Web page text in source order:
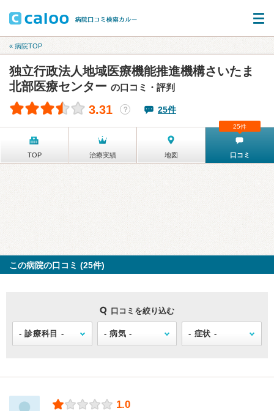
« 病院TOP
独立行政法人地域医療機能推進機構さいたま
北部医療センター の口コミ・評判
3.31 ？ 25件
TOP 治療実績 地図 口コミ
25件
この病院の口コミ (25件)
口コミを絞り込む
1.0